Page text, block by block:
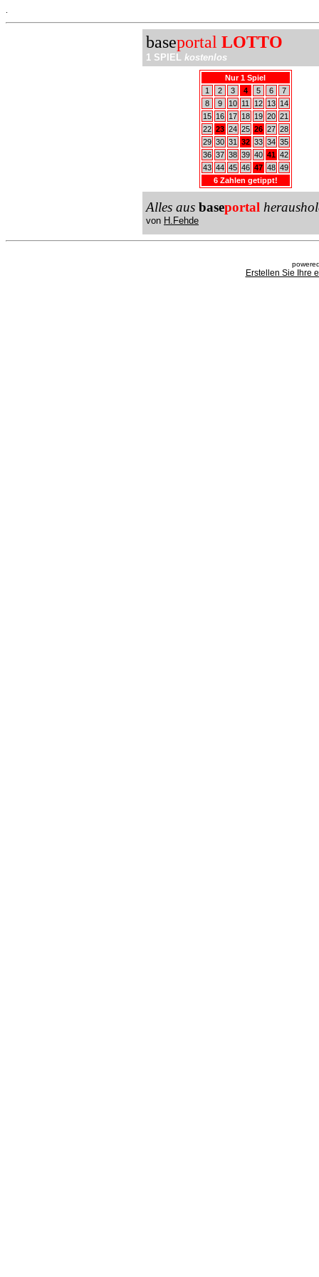
baseportal LOTTO
1 SPIEL kostenlos
Nur 1 Spiel
1
2 3 4 5 6
7
8
9 10 11 12 13
14
15
16 17 18 19 20 21
22 23 24 25 26 27 28
29 30 31 32 33 34 35
36 37 38 39 40 41 42
43 44 45 46 47 48 49
6 Zahlen getippt!
Alles aus baseportal
von H.Fehde
Erstellen Sie Ihre